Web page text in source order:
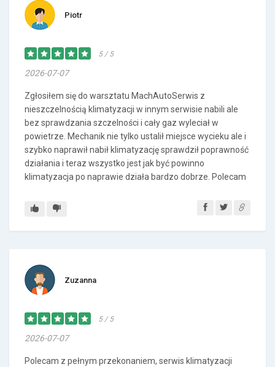
Piotr
5 / 5
2026-07-07
Zgłosiłem się do warsztatu MachAutoSerwis z
nieszczelnością klimatyzacji w innym serwisie nabili ale
bez sprawdzania szczelności i cały gaz wyleciał w
powietrze. Mechanik nie tylko ustalił miejsce wycieku ale i
szybko naprawił nabił klimatyzację sprawdził poprawność
działania i teraz wszystko jest jak być powinno
klimatyzacja po naprawie działa bardzo dobrze. Polecam
Zuzanna
5 / 5
2026-07-07
Polecam z pełnym przekonaniem, serwis klimatyzacji